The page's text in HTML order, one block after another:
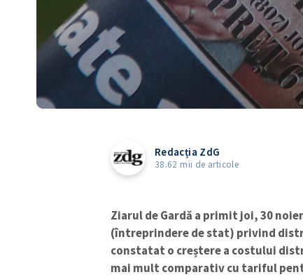
Redacția ZdG
38.62 mii de articole
Ziarul de Gardă a primit joi, 30
(întreprindere de stat) privind
constatat o creștere a costului
mai mult comparativ cu tariful